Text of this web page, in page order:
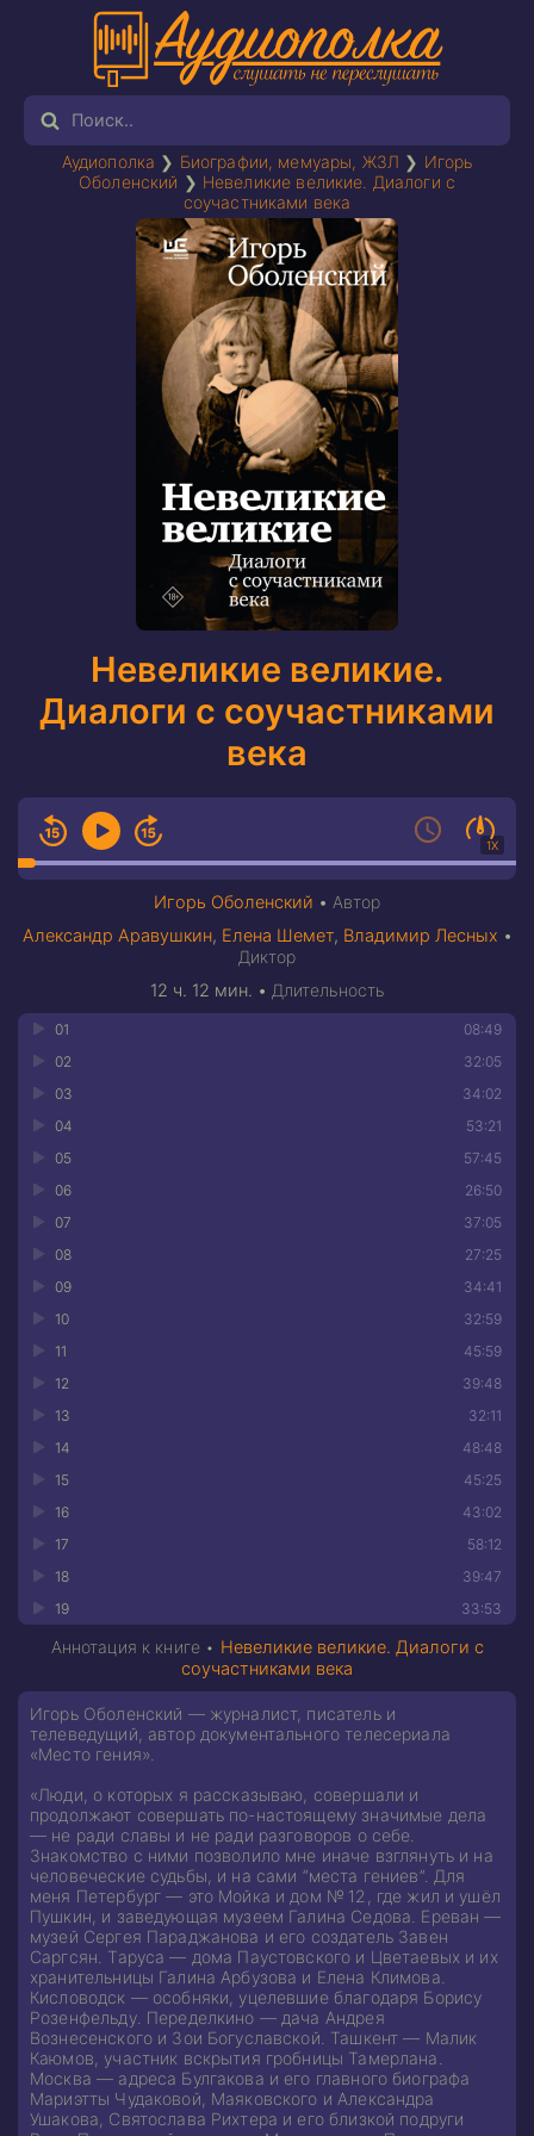
Аудиополка ❯ Биографии, мемуары, ЖЗЛ ❯ Игорь
Оболенский ❯ Невеликие великие. Диалоги с
соучастниками века
Невеликие великие.
Диалоги с соучастниками
века
1X
Игорь Оболенский • Автор
Александр Аравушкин, Елена Шемет, Владимир Лесных •
Диктор
12 ч. 12 мин. • Длительность
08:49
01
32:05
02
34:02
03
53:21
04
57:45
05
26:50
06
37:05
07
27:25
08
34:41
09
32:59
10
45:59
11
39:48
12
32:11
13
48:48
14
45:25
15
43:02
16
58:12
17
39:47
18
33:53
19
Аннотация к книге • Невеликие великие. Диалоги с
соучастниками века
Игорь Оболенский — журналист, писатель и
телеведущий, автор документального телесериала
«Место гения».
«Люди, о которых я рассказываю, совершали и
продолжают совершать по-настоящему значимые дела
— не ради славы и не ради разговоров о себе.
Знакомство с ними позволило мне иначе взглянуть и на
человеческие судьбы, и на сами “места гениев”. Для
меня Петербург — это Мойка и дом № 12, где жил и ушёл
Пушкин, и заведующая музеем Галина Седова. Ереван —
музей Сергея Параджанова и его создатель Завен
Саргсян. Таруса — дома Паустовского и Цветаевых и их
хранительницы Галина Арбузова и Елена Климова.
Кисловодск — особняки, уцелевшие благодаря Борису
Розенфельду. Переделкино — дача Андрея
Вознесенского и Зои Богуславской. Ташкент — Малик
Каюмов, участник вскрытия гробницы Тамерлана.
Москва — адреса Булгакова и его главного биографа
Мариэтты Чудаковой, Маяковского и Александра
Ушакова, Святослава Рихтера и его близкой подруги